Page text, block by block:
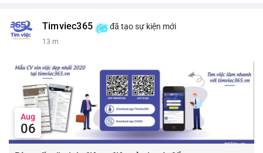
Timviec365 đã tạo sự kiện mới
13 m
Aug
06